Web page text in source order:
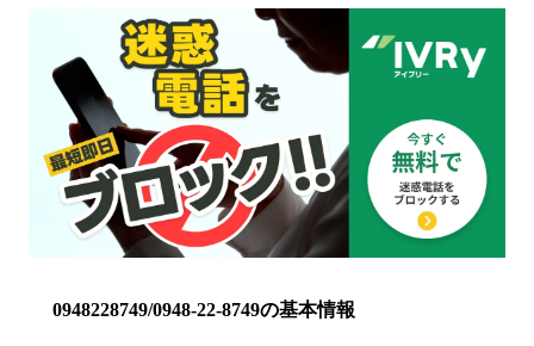
0948228749/0948-22-8749の基本情報